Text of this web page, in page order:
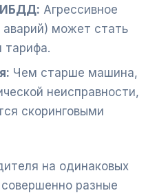
Агрессивное
может стать
тарифа.
Чем старше машина,
неисправности,
скоринговыми
на одинаковых
разные